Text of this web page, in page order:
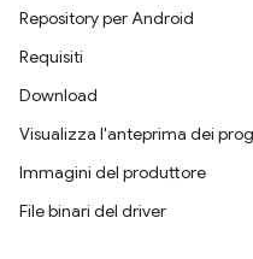
Repository per Android
Requisiti
Download
Visualizza l'anteprima dei
Immagini del produttore
File binari del driver